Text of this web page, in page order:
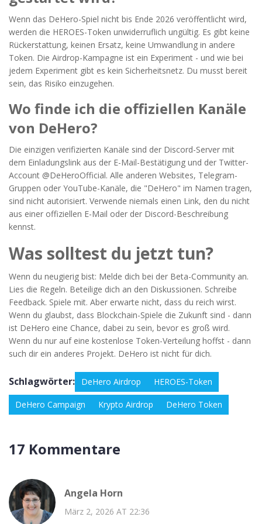
Wenn das DeHero-Spiel nicht bis Ende 2026 veröffentlicht wird,
werden die HEROES-Token unwiderruflich ungültig. Es gibt keine
Rückerstattung, keinen Ersatz, keine Umwandlung in andere
Token. Die Airdrop-Kampagne ist ein Experiment - und wie bei
jedem Experiment gibt es kein Sicherheitsnetz. Du musst bereit
sein, das Risiko einzugehen.
Wo finde ich die offiziellen Kanäle
von DeHero?
Die einzigen verifizierten Kanäle sind der Discord-Server mit
dem Einladungslink aus der E-Mail-Bestätigung und der Twitter-
Account @DeHeroOfficial. Alle anderen Websites, Telegram-
Gruppen oder YouTube-Kanäle, die "DeHero" im Namen tragen,
sind nicht autorisiert. Verwende niemals einen Link, den du nicht
aus einer offiziellen E-Mail oder der Discord-Beschreibung
kennst.
Was solltest du jetzt tun?
Wenn du neugierig bist: Melde dich bei der Beta-Community an.
Lies die Regeln. Beteilige dich an den Diskussionen. Schreibe
Feedback. Spiele mit. Aber erwarte nicht, dass du reich wirst.
Wenn du glaubst, dass Blockchain-Spiele die Zukunft sind - dann
ist DeHero eine Chance, dabei zu sein, bevor es groß wird.
Wenn du nur auf eine kostenlose Token-Verteilung hoffst - dann
such dir ein anderes Projekt. DeHero ist nicht für dich.
Schlagwörter: DeHero Airdrop HEROES-Token
DeHero Campaign Krypto Airdrop DeHero Token
17 Kommentare
Angela Horn
März 2, 2026 AT 22:36